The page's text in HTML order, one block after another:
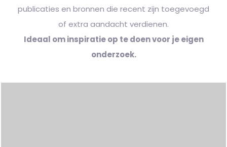
publicaties en bronnen die recent zijn toegevoegd
of extra aandacht verdienen.
Ideaal om inspiratie op te doen voor je eigen
onderzoek.